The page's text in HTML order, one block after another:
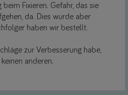
Fixieren. Gefahr, das sie
da. Dies wurde aber
haben wir bestellt.
zur Verbesserung habe,
anderen.